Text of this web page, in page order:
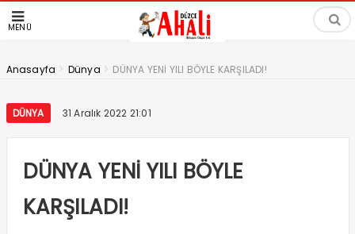
MENÜ
Anasayfa > Dünya > DÜNYA YENİ YILI BÖYLE KARŞILADI!
DÜNYA 31 Aralık 2022 21:01
DÜNYA YENİ YILI BÖYLE
KARŞILADI!